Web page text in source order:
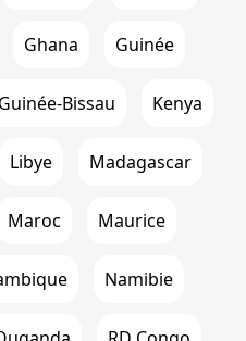
Ghana Guinée
Guinée-Bissau Kenya
Libye Madagascar
Maroc Maurice
Namibie